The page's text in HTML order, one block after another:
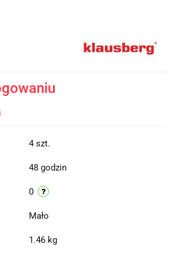
4 szt.
48 godzin
0
Mało
1.46 kg